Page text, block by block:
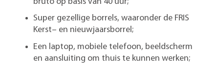
Super gezellige borrels, waaronder de FRIS
Kerst– en nieuwjaarsborrel;
Een laptop, mobiele telefoon, beeldscherm
en aansluiting om thuis te kunnen werken;